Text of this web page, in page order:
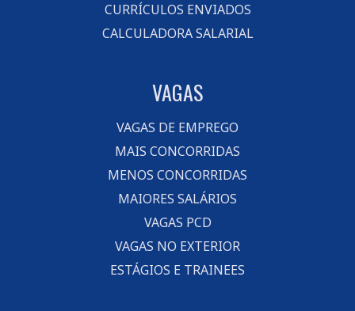
CURRÍCULOS ENVIADOS
CALCULADORA SALARIAL
VAGAS
VAGAS DE EMPREGO
MAIS CONCORRIDAS
MENOS CONCORRIDAS
MAIORES SALÁRIOS
VAGAS PCD
VAGAS NO EXTERIOR
ESTÁGIOS E TRAINEES